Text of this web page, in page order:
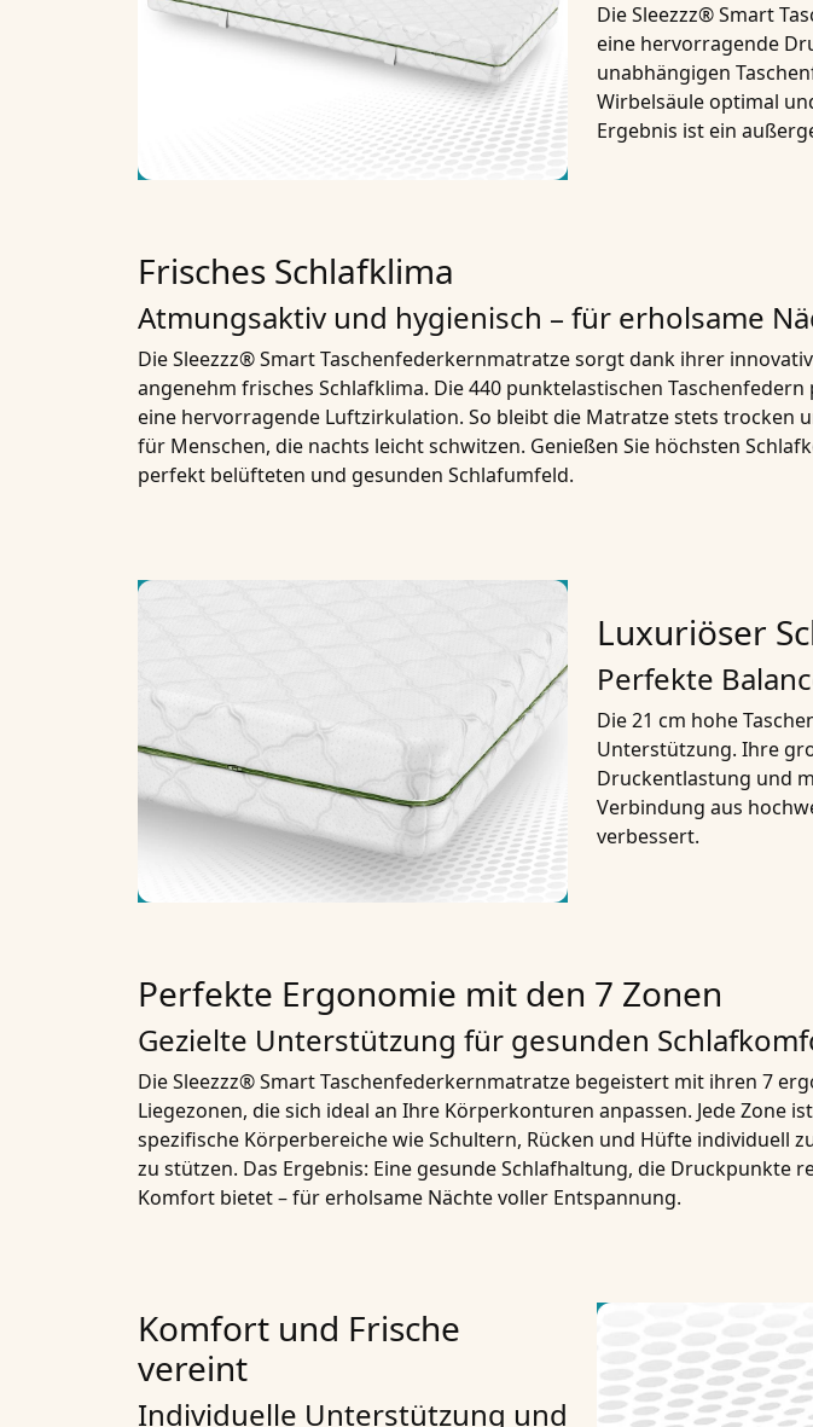
Die Sleezzz® Smart
eine hervorragende
unabhängigen
Wirbelsäule optimal
Ergebnis ist ein
Frisches Schlafklima
Atmungsaktiv und hygienisch – für erholsame
Die Sleezzz® Smart Taschenfederkernmatratze sorgt dank ihrer
angenehm frisches Schlafklima. Die 440 punktelastischen Taschenfedern
eine hervorragende Luftzirkulation. So bleibt die Matratze stets trocken
für Menschen, die nachts leicht schwitzen. Genießen Sie höchsten
perfekt belüfteten und gesunden Schlafumfeld.
Luxuriöser
Perfekte
Die 21 cm hohe
Unterstützung. Ihre
Druckentlastung und
Verbindung aus
verbessert.
Perfekte Ergonomie mit den 7 Zonen
Gezielte Unterstützung für gesunden
Die Sleezzz® Smart Taschenfederkernmatratze begeistert mit ihren 7
Liegezonen, die sich ideal an Ihre Körperkonturen anpassen. Jede Zone
spezifische Körperbereiche wie Schultern, Rücken und Hüfte individuell
zu stützen. Das Ergebnis: Eine gesunde Schlafhaltung, die Druckpunkte
Komfort bietet – für erholsame Nächte voller Entspannung.
Komfort und Frische
vereint
Individuelle Unterstützung und